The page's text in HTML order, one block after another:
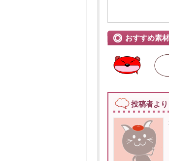
おすすめ素
投稿者より